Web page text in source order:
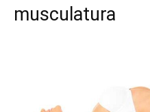
musculatura